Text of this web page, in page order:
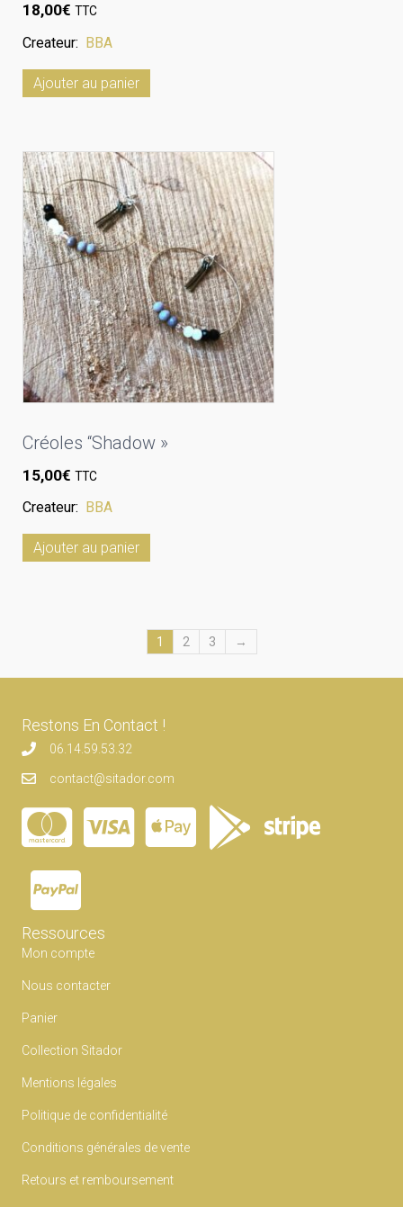
18,00€ TTC
Createur: BBA
Ajouter au panier
Créoles “Shadow »
15,00€ TTC
Createur: BBA
Ajouter au panier
1 2 3 →
Restons En Contact !
06.14.59.53.32
contact@sitador.com
Ressources
Mon compte
Nous contacter
Panier
Collection Sitador
Mentions légales
Politique de confidentialité
Conditions générales de vente
Retours et remboursement